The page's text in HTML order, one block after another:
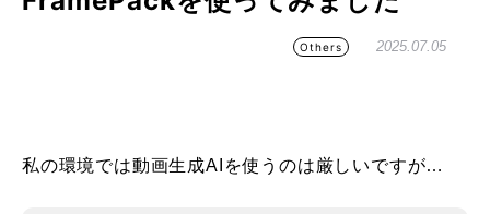
Others 2025.07.05
私の環境では動画生成AIを使うのは厳しいですが…